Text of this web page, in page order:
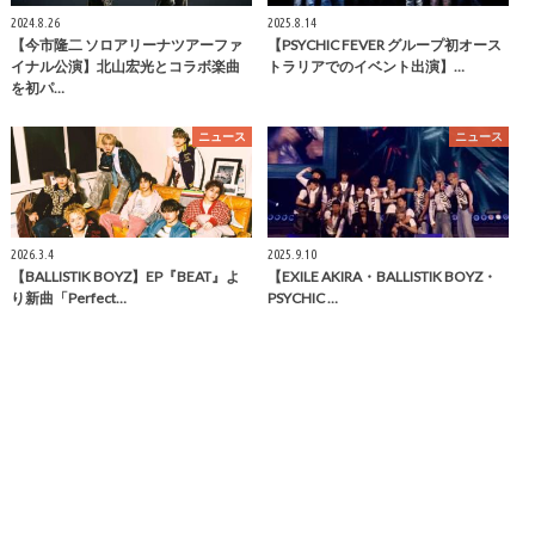
2024.8.26
【今市隆二 ソロアリーナツアーファ
イナル公演】北山宏光とコラボ楽曲
を初パ…
2025.8.14
【PSYCHIC FEVER グループ初オース
トラリアでのイベント出演】…
ニュース
2026.3.4
【BALLISTIK BOYZ】EP『BEAT』よ
り新曲「Perfect…
ニュース
2025.9.10
【EXILE AKIRA・BALLISTIK BOYZ・
PSYCHIC …